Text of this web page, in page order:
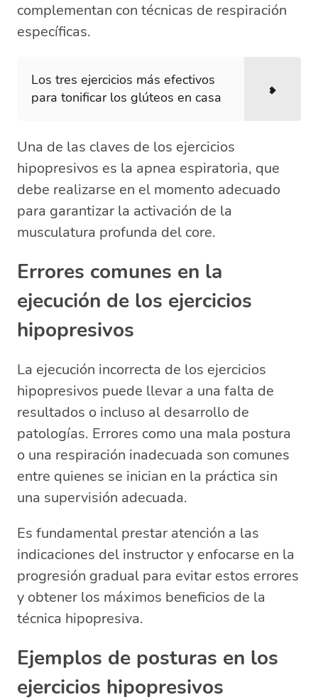
complementan con técnicas de respiración
específicas.
Los tres ejercicios más efectivos
para tonificar los glúteos en casa
Una de las claves de los ejercicios
hipopresivos es la apnea espiratoria, que
debe realizarse en el momento adecuado
para garantizar la activación de la
musculatura profunda del core.
Errores comunes en la
ejecución de los ejercicios
hipopresivos
La ejecución incorrecta de los ejercicios
hipopresivos puede llevar a una falta de
resultados o incluso al desarrollo de
patologías. Errores como una mala postura
o una respiración inadecuada son comunes
entre quienes se inician en la práctica sin
una supervisión adecuada.
Es fundamental prestar atención a las
indicaciones del instructor y enfocarse en la
progresión gradual para evitar estos errores
y obtener los máximos beneficios de la
técnica hipopresiva.
Ejemplos de posturas en los
ejercicios hipopresivos